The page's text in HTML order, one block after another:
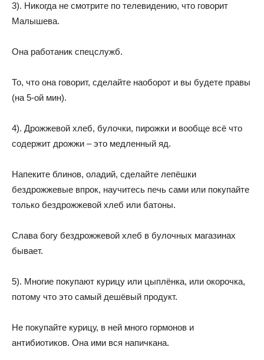
3). Никогда не смотрите по телевидению, что говорит
Малышева.
Она работаник спецслужб.
То, что она говорит, сделайте наоборот и вы будете правы
(на 5-ой мин).
4). Дрожжевой хлеб, булочки, пирожки и вообще всё что
содержит дрожжи – это медленный яд.
Напеките блинов, оладий, сделайте лепёшки
бездрожжевые впрок, научитесь печь сами или покупайте
только бездрожжевой хлеб или батоны.
Слава богу бездрожжевой хлеб в булочных магазинах
бывает.
5). Многие покупают курицу или цыплёнка, или окорочка,
потому что это самый дешёвый продукт.
Не покупайте курицу, в ней много гормонов и
антибиотиков. Она ими вся напичкана.